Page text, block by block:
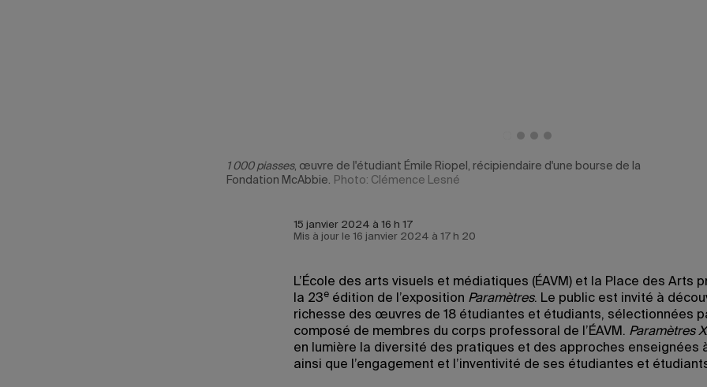
1 000 piasses, œuvre de l'étudiant Émile Riopel, récipiendaire d'une bourse de la
Fondation McAbbie. Photo: Clémence Lesné
15 janvier 2024 à 16 h 17
Mis à jour le 16 janvier 2024 à 17 h 20
L’École des arts visuels et médiatiques (ÉAVM) et la Place des Arts
la 23e édition de l’exposition Paramètres. Le public est invité à
richesse des œuvres de 18 étudiantes et étudiants, sélectionnées
composé de membres du corps professoral de l’ÉAVM. Paramètres
en lumière la diversité des pratiques et des approches enseignées à
ainsi que l’engagement et l’inventivité de ses étudiantes et